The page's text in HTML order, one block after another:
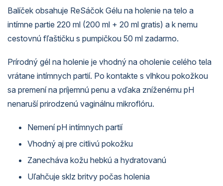
Balíček obsahuje ReSáčok Gélu na holenie na telo a
intímne partie 220 ml (200 ml + 20 ml gratis) a k nemu
cestovnú fľaštičku s pumpičkou 50 ml zadarmo.
Prírodný gél na holenie je vhodný na oholenie celého tela
vrátane intímnych partií. Po kontakte s vlhkou pokožkou
sa premení na príjemnú penu a vďaka zníženému pH
nenaruší prirodzenú vaginálnu mikroflóru.
Nemení pH intímnych partií
Vhodný aj pre citlivú pokožku
Zanecháva kožu hebkú a hydratovanú
Uľahčuje sklz britvy počas holenia